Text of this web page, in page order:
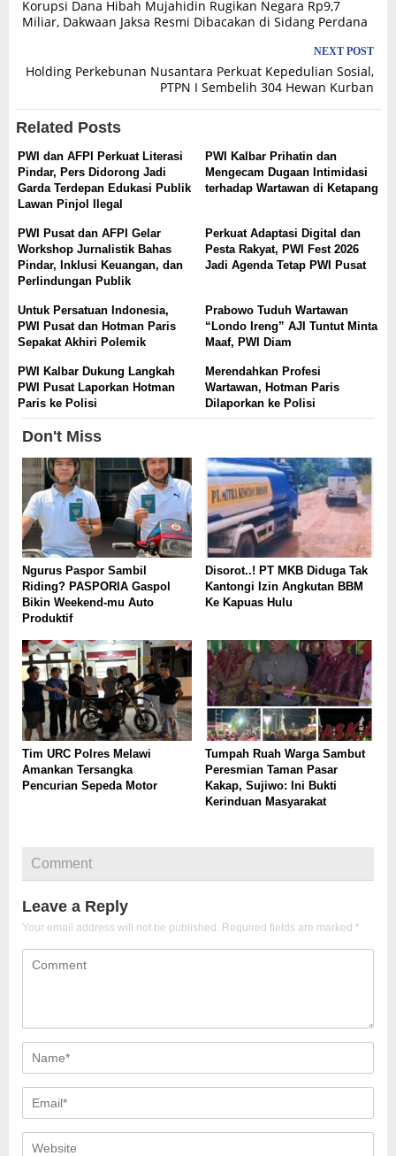
navigation
Korupsi Dana Hibah Mujahidin Rugikan Negara Rp9,7
Miliar, Dakwaan Jaksa Resmi Dibacakan di Sidang Perdana
NEXT POST
Holding Perkebunan Nusantara Perkuat Kepedulian Sosial,
PTPN I Sembelih 304 Hewan Kurban
Related Posts
PWI dan AFPI Perkuat Literasi
Pindar, Pers Didorong Jadi
Garda Terdepan Edukasi Publik
Lawan Pinjol Ilegal
PWI Kalbar Prihatin dan
Mengecam Dugaan Intimidasi
terhadap Wartawan di Ketapang
PWI Pusat dan AFPI Gelar
Workshop Jurnalistik Bahas
Pindar, Inklusi Keuangan, dan
Perlindungan Publik
Perkuat Adaptasi Digital dan
Pesta Rakyat, PWI Fest 2026
Jadi Agenda Tetap PWI Pusat
Untuk Persatuan Indonesia,
PWI Pusat dan Hotman Paris
Sepakat Akhiri Polemik
Prabowo Tuduh Wartawan
“Londo Ireng” AJI Tuntut Minta
Maaf, PWI Diam
PWI Kalbar Dukung Langkah
PWI Pusat Laporkan Hotman
Paris ke Polisi
Merendahkan Profesi
Wartawan, Hotman Paris
Dilaporkan ke Polisi
Don't Miss
Ngurus Paspor Sambil
Riding? PASPORIA Gaspol
Bikin Weekend-mu Auto
Produktif
Disorot..! PT MKB Diduga Tak
Kantongi Izin Angkutan BBM
Ke Kapuas Hulu
Tim URC Polres Melawi
Amankan Tersangka
Pencurian Sepeda Motor
Tumpah Ruah Warga Sambut
Peresmian Taman Pasar
Kakap, Sujiwo: Ini Bukti
Kerinduan Masyarakat
Comment
Leave a Reply
Your email address will not be published. Required fields are marked *